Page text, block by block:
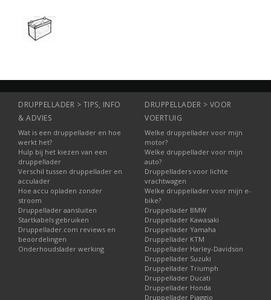
DRUPPELLADER > TIPS, INFO
& ADVIES
Wat is een druppellader en hoe
werkt het?
Hulp bij het kiezen van een
druppellader
Verschil tussen druppellader en
acculader
Hoe accu opladen zonder
stroom
Druppellader aansluiten
Startkabels gebruiken
Druppellader.com reviews en
beoordelingen
Onderhoudslader werking
DRUPPELLADER > VOOR
VOERTUIG
Welke druppellader voor mijn
motor?
Welke druppellader voor mijn
auto?
Druppelladers voor lichte
vrachtwagen
Welke druppellader voor mijn e-
bike?
Druppellader BMW
Druppellader Kawasaki
Druppellader Yamaha
Druppellader KTM
Druppellader Harley-Davidson
Druppellader Suzuki
Druppellader Triumph
Druppellader Ducati
Druppellader Honda
Druppellader Piaggio